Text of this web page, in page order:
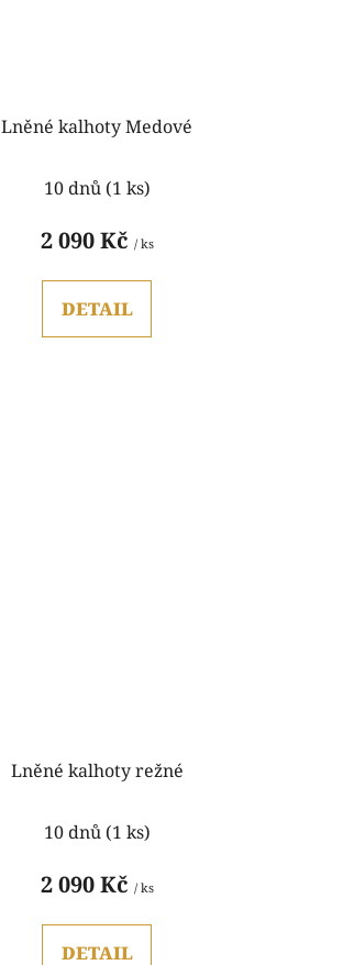
Lněné kalhoty Medové
10 dnů (1 ks)
2 090 Kč / ks
DETAIL
Lněné kalhoty režné
hodnocení
produktu
5,0
10 dnů (1 ks)
2 090 Kč / ks
DETAIL